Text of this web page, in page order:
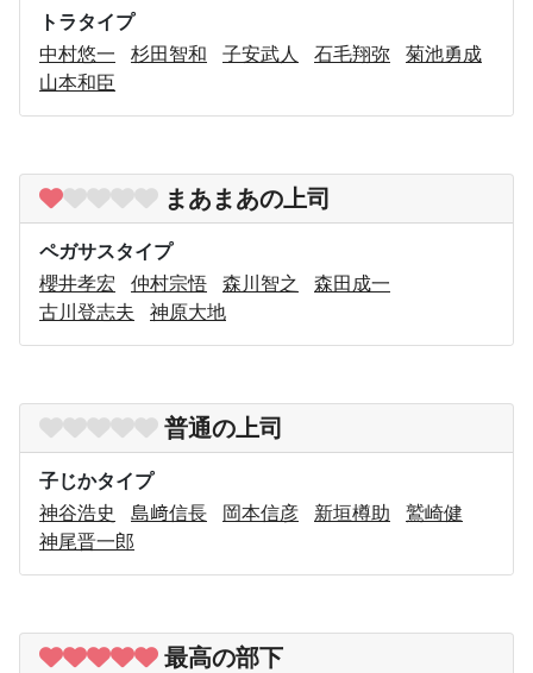
トラタイプ
中村悠一
杉田智和 子安武人 石毛翔弥
菊池勇成
山本和臣
まあまあの上司
ペガサスタイプ
櫻井孝宏
仲村宗悟 森川智之
森田成一
古川登志夫
神原大地
普通の上司
子じかタイプ
神谷浩史
島﨑信長 岡本信彦 新垣樽助
鷲崎健
神尾晋一郎
最高の部下